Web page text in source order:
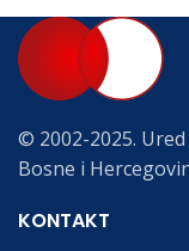
© 2002-2025.
Bosne i
KONTAKT